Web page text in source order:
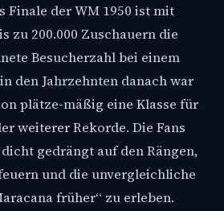
Finale der WM 1950 ist mit
zu 200.000 Zuschauern die
Besucherzahl bei einem
den Jahrzehnten danach war
plätze-mäßig eine Klasse für
weiterer Rekorde. Die Fans
gedrängt auf den Rängen,
und die unvergleichliche
früher“ zu erleben.